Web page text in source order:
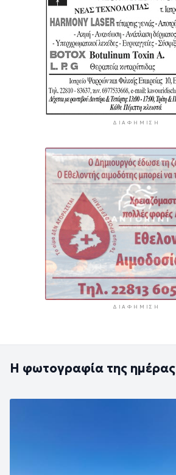
ΔΙΑΦΉΜΙΣΗ
ΔΙΑΦΉΜΙΣΗ
Η φωτογραφία της ημέρας